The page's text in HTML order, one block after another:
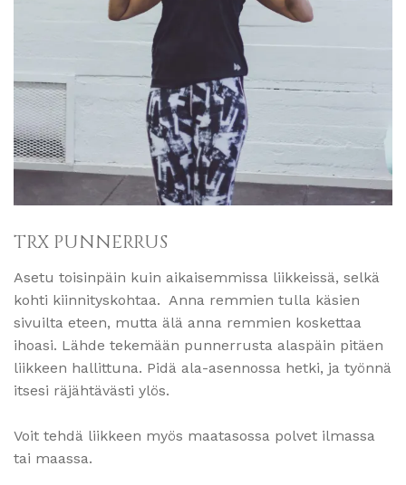
TRX PUNNERRUS
Asetu toisinpäin kuin aikaisemmissa liikkeissä, selkä
kohti kiinnityskohtaa. Anna remmien tulla käsien
sivuilta eteen, mutta älä anna remmien koskettaa
ihoasi. Lähde tekemään punnerrusta alaspäin pitäen
liikkeen hallittuna. Pidä ala-asennossa hetki, ja työnnä
itsesi räjähtävästi ylös.
Voit tehdä liikkeen myös maatasossa polvet ilmassa
tai maassa.